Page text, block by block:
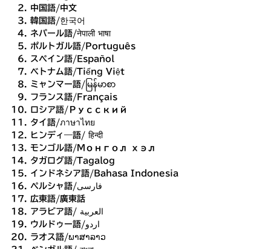
中国語/中文
韓国語/한국어
ネパール語/नेपाली भाषा
ポルトガル語/Português
スペイン語/Español
ベトナム語/Tiếng Việt
ミャンマー語/မြန်မာစာ
フランス語/Français
ロシア語/Русский
タイ語/ภาษาไทย
ヒンディ―語/ हिन्दी
モンゴル語/Монгол хэл
タガログ語/Tagalog
インドネシア語/Bahasa Indonesia
ペルシャ語/فارسی
広東語/廣東話
アラビア語/ العربية
ウルドゥー語/اردو
ラオス語/ພາສາລາວ